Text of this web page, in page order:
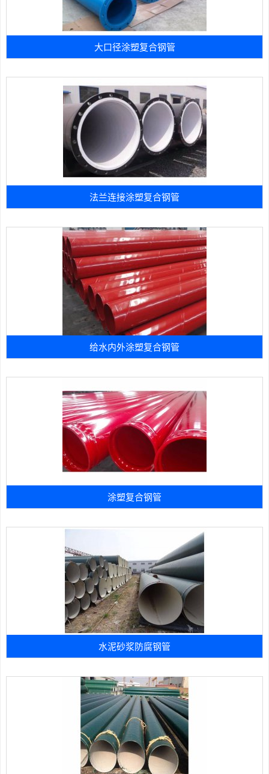
大口径涂塑复合钢管
法兰连接涂塑复合钢管
给水内外涂塑复合钢管
涂塑复合钢管
水泥砂浆防腐钢管